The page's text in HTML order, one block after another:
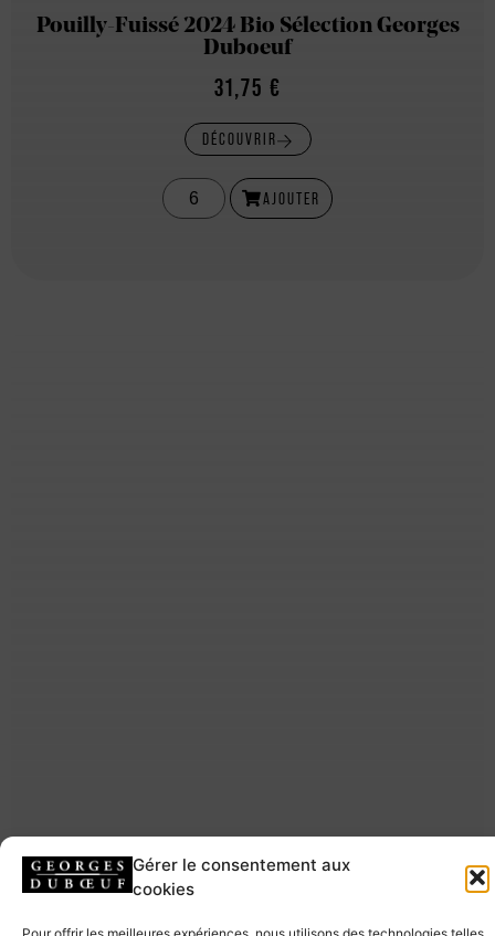
Gérer le consentement aux
cookies
Pouilly-Fuissé 2024 Bio Sélection Georges
Duboeuf
31,75 €
DÉCOUVRIR
AJOUTER